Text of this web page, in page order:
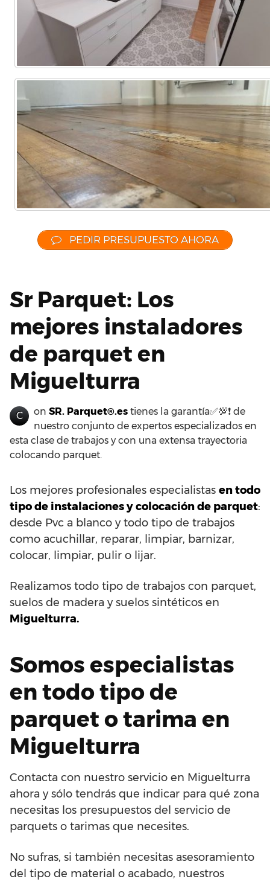
PEDIR PRESUPUESTO AHORA
Sr Parquet: Los
mejores instaladores
de parquet en
Miguelturra
C on SR. Parquet®.es tienes la garantía✅💯❗ de
nuestro conjunto de expertos especializados en
esta clase de trabajos y con una extensa trayectoria
colocando parquet.
Los mejores profesionales especialistas en todo
tipo de instalaciones y colocación de parquet:
desde Pvc a blanco y todo tipo de trabajos
como acuchillar, reparar, limpiar, barnizar,
colocar, limpiar, pulir o lijar.
Realizamos todo tipo de trabajos con parquet,
suelos de madera y suelos sintéticos en
Miguelturra.
Somos especialistas
en todo tipo de
parquet o tarima en
Miguelturra
Contacta con nuestro servicio en Miguelturra
ahora y sólo tendrás que indicar para qué zona
necesitas los presupuestos del servicio de
parquets o tarimas que necesites.
No sufras, si también necesitas asesoramiento
del tipo de material o acabado, nuestros